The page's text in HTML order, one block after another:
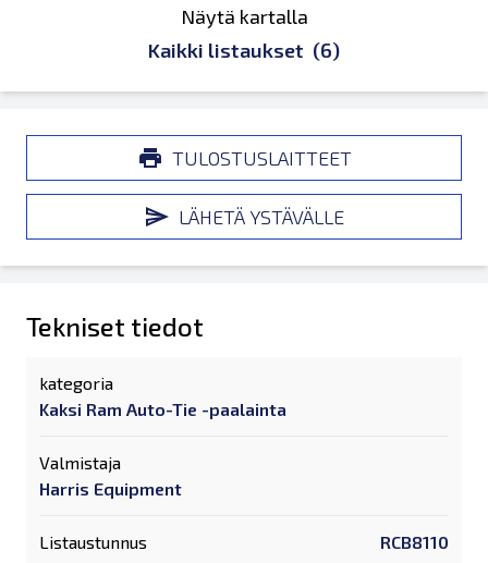
Näytä kartalla
Kaikki listaukset (6)
TULOSTUSLAITTEET
LÄHETÄ YSTÄVÄLLE
Tekniset tiedot
kategoria
Kaksi Ram Auto-Tie -paalainta
Valmistaja
Harris Equipment
Listaustunnus RCB8110